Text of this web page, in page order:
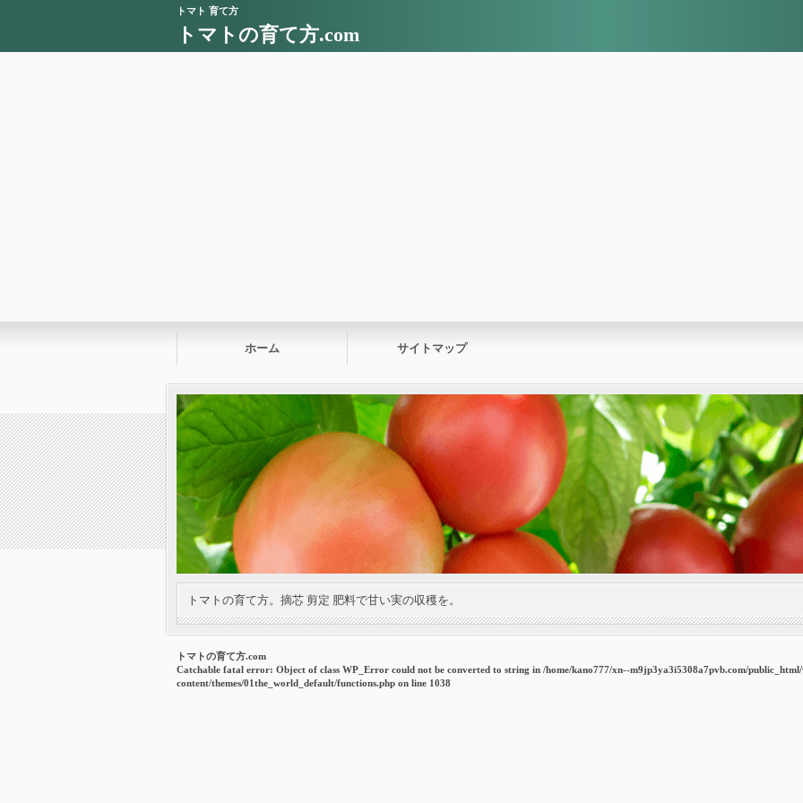
トマト 育て方
トマトの育て方.com
ホーム サイトマップ
トマトの育て方。摘芯 剪定 肥料で甘い実の収穫を。
トマトの育て方.com
Catchable fatal error: Object of class WP_Error could not be converted to string in /home/kano777/xn--m9jp3ya3i5308a7pvb.com/
content/themes/01the_world_default/functions.php on line 1038